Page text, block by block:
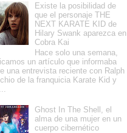
Existe la posibilidad de
que el personaje THE
NEXT KARATE KID de
Hilary Swank aparezca en
Cobra Kai
Hace solo una semana,
un artículo que informaba
una entrevista reciente con Ralph
de la franquicia Karate Kid y
Ghost In The Shell, el
alma de una mujer en un
cuerpo cibernético